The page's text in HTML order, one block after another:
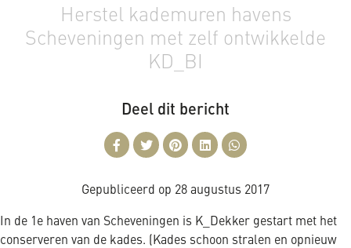
Herstel kademuren havens
Scheveningen met zelf ontwikkelde
KD_BI
Deel dit bericht
Gepubliceerd op 28 augustus 2017
In de 1e haven van Scheveningen is K_Dekker gestart met het
conserveren van de kades. (Kades schoon stralen en opnieuw